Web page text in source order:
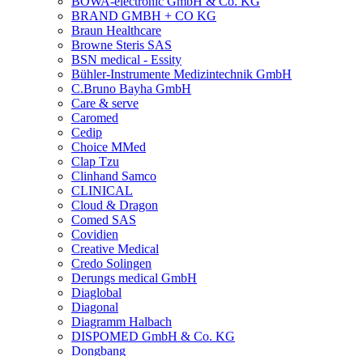
BRAND GMBH + CO KG
Braun Healthcare
Browne Steris SAS
BSN medical - Essity
Bühler-Instrumente Medizintechnik GmbH
C.Bruno Bayha GmbH
Care & serve
Caromed
Cedip
Choice MMed
Clap Tzu
Clinhand Samco
CLINICAL
Cloud & Dragon
Comed SAS
Covidien
Creative Medical
Credo Solingen
Derungs medical GmbH
Diaglobal
Diagonal
Diagramm Halbach
DISPOMED GmbH & Co. KG
Dongbang